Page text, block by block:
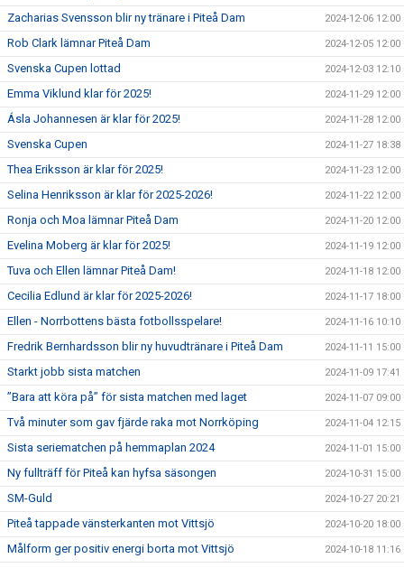
Zacharias Svensson blir ny tränare i Piteå Dam 2024-12-06 12:00
Rob Clark lämnar Piteå Dam 2024-12-05 12:00
Svenska Cupen lottad 2024-12-03 12:10
Emma Viklund klar för 2025! 2024-11-29 12:00
Ásla Johannesen är klar för 2025! 2024-11-28 12:00
Svenska Cupen 2024-11-27 18:38
Thea Eriksson är klar för 2025! 2024-11-23 12:00
Selina Henriksson är klar för 2025-2026! 2024-11-22 12:00
Ronja och Moa lämnar Piteå Dam 2024-11-20 12:00
Evelina Moberg är klar för 2025! 2024-11-19 12:00
Tuva och Ellen lämnar Piteå Dam! 2024-11-18 12:00
Cecilia Edlund är klar för 2025-2026! 2024-11-17 18:00
Ellen - Norrbottens bästa fotbollsspelare! 2024-11-16 10:10
Fredrik Bernhardsson blir ny huvudtränare i Piteå Dam 2024-11-11 15:00
Starkt jobb sista matchen 2024-11-09 17:41
”Bara att köra på” för sista matchen med laget 2024-11-07 09:00
Två minuter som gav fjärde raka mot Norrköping 2024-11-04 12:15
Sista seriematchen på hemmaplan 2024 2024-11-01 15:00
Ny fullträff för Piteå kan hyfsa säsongen 2024-10-31 15:00
SM-Guld 2024-10-27 20:21
Piteå tappade vänsterkanten mot Vittsjö 2024-10-20 18:00
Målform ger positiv energi borta mot Vittsjö 2024-10-18 11:16